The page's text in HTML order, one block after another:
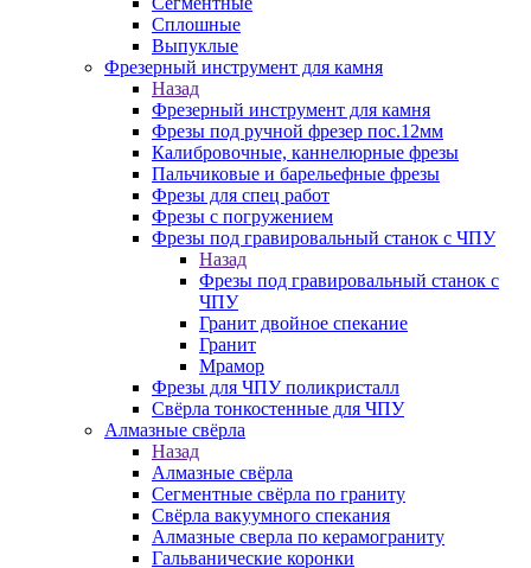
Сплошные
Выпуклые
Фрезерный инструмент для камня
Назад
Фрезерный инструмент для камня
Фрезы под ручной фрезер пос.12мм
Калибровочные, каннелюрные фрезы
Пальчиковые и барельефные фрезы
Фрезы для спец работ
Фрезы с погружением
Фрезы под гравировальный станок с ЧПУ
Назад
Фрезы под гравировальный станок с
ЧПУ
Гранит двойное спекание
Гранит
Мрамор
Фрезы для ЧПУ поликристалл
Свёрла тонкостенные для ЧПУ
Алмазные свёрла
Назад
Алмазные свёрла
Сегментные свёрла по граниту
Свёрла вакуумного спекания
Алмазные сверла по керамограниту
Гальванические коронки